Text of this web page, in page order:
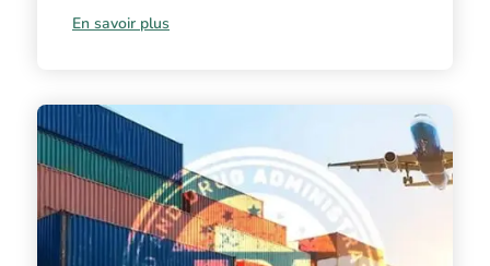
En savoir plus